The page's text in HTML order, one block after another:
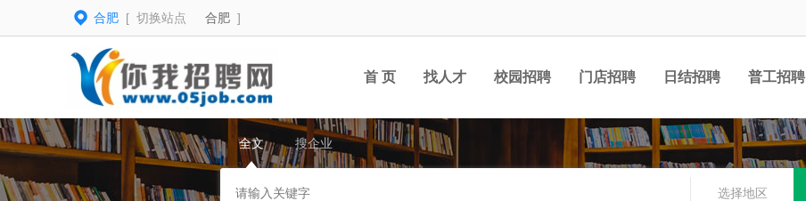
合肥 [ 切换站点 合肥 ]
首 页 找人才 校园招聘 门店招聘 日结招聘 普工招聘
全文 搜企业
选择地区